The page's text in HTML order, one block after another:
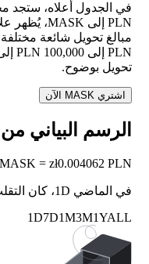
في الجدول أعلاه، ستجد
تحويل بوضوح.
اشتري MASK الآن
الرسم البياني من MASK إلى PLN
= zł0.004062 PLN
في الماضي 1D، كان التقلب من MASK إلى PLN هو
1D7D1M3M1YALL